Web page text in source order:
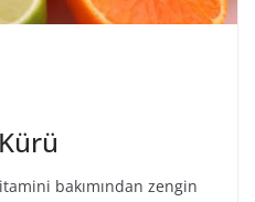
bakımından zengin